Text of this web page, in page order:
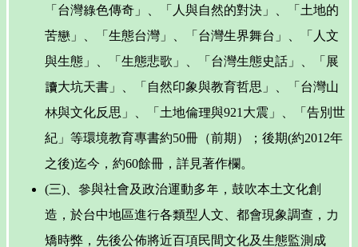
「台灣綠色傳奇」、「人與自然的對決」、「土地的
苦戀」、「生態台灣」、「台灣生界舞台」、「人文
與生態」、「生態悲歌」、「台灣生態史話」、「展
讀大坑天書」、「自然印象與教育哲思」、「台灣山
林與文化反思」、「土地倫理與921大震」、「告別世
紀」等環境教育專書約50冊（前期）；後期(約2012年
之後)迄今，約60餘冊，詳見著作欄。
(三)、參與社會及政治運動多年，鼓吹本土文化創
造，於台中地區進行各類型人文、都會現象調查，力
矯時弊，先後公佈將近百項民間文化及生態監測成